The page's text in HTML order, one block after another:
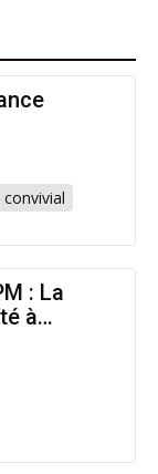
: La
à